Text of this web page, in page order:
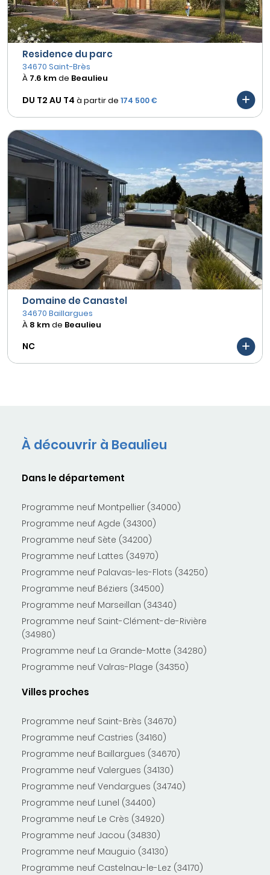
Residence du parc
34670 Saint-Brès
À 7.6 kmde Beaulieu
DU T2 AU T4 à partir de 174 500 €
Domaine de Canastel
34670 Baillargues
À 8 kmde Beaulieu
NC
À découvrir à Beaulieu
Dans le département
Programme neuf Montpellier (34000)
Programme neuf Agde (34300)
Programme neuf Sète (34200)
Programme neuf Lattes (34970)
Programme neuf Palavas-les-Flots (34250)
Programme neuf Béziers (34500)
Programme neuf Marseillan (34340)
Programme neuf Saint-Clément-de-Rivière
(34980)
Programme neuf La Grande-Motte (34280)
Programme neuf Valras-Plage (34350)
Villes proches
Programme neuf Saint-Brès (34670)
Programme neuf Castries (34160)
Programme neuf Baillargues (34670)
Programme neuf Valergues (34130)
Programme neuf Vendargues (34740)
Programme neuf Lunel (34400)
Programme neuf Le Crès (34920)
Programme neuf Jacou (34830)
Programme neuf Mauguio (34130)
Programme neuf Castelnau-le-Lez (34170)